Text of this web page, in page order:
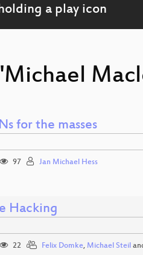
for the masses
97 Jan Michael Hess
Hacking
22 Felix Domke, Michael Steil